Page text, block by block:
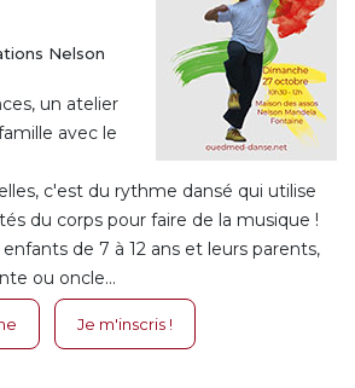
Nelson
un atelier
avec le
c'est du rythme dansé qui utilise
du corps pour faire de la musique !
de 7 à 12 ans et leurs parents,
ou oncle...
Je m'inscris !